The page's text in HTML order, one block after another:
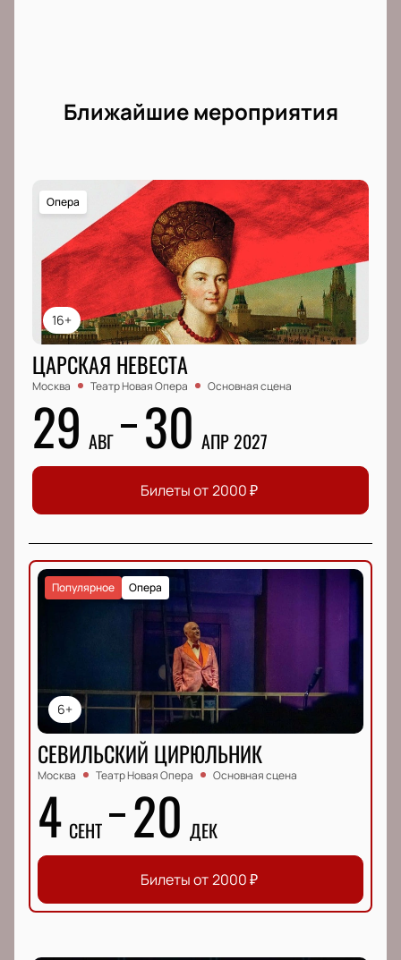
Ближайшие мероприятия
16+
Опера
ЦАРСКАЯ НЕВЕСТА
Москва Театр Новая Опера Основная сцена
29 АВГ 30 АПР 2027
Билеты от 2000₽
6+
Опера
Популярное
СЕВИЛЬСКИЙ ЦИРЮЛЬНИК
Москва Театр Новая Опера Основная сцена
4 СЕНТ 20 ДЕК
Билеты от 2000₽